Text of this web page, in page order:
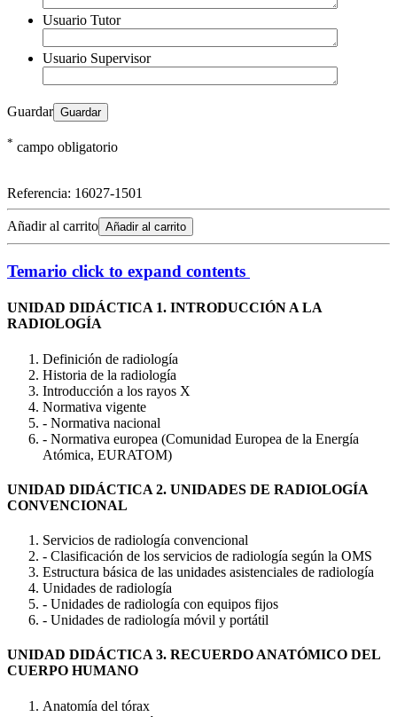
Usuario Tutor
Usuario Supervisor
Guardar
* campo obligatorio
Referencia: 16027-1501
Añadir al carrito Añadir al carrito
Temario click to expand contents
UNIDAD DIDÁCTICA 1. INTRODUCCIÓN A LA
RADIOLOGÍA
Definición de radiología
Historia de la radiología
Introducción a los rayos X
Normativa vigente
- Normativa nacional
- Normativa europea (Comunidad Europea de la Energía
Atómica, EURATOM)
UNIDAD DIDÁCTICA 2. UNIDADES DE RADIOLOGÍA
CONVENCIONAL
Servicios de radiología convencional
- Clasificación de los servicios de radiología según la OMS
Estructura básica de las unidades asistenciales de radiología
Unidades de radiología
- Unidades de radiología con equipos fijos
- Unidades de radiología móvil y portátil
UNIDAD DIDÁCTICA 3. RECUERDO ANATÓMICO DEL
CUERPO HUMANO
Anatomía del tórax